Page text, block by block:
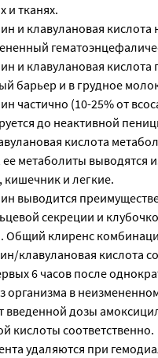
и тканях.
и клавулановая кислота
и клавулановая кислота
барьер и в грудное
частично (10-25% от
до неактивной
кислота
метаболиты выводятся
кишечник и легкие.
выводится
секреции и
Общий клиренс
клавулановая кислота
6 часов после
организма в
введенной дозы
кислоты соответственно.
удаляются при